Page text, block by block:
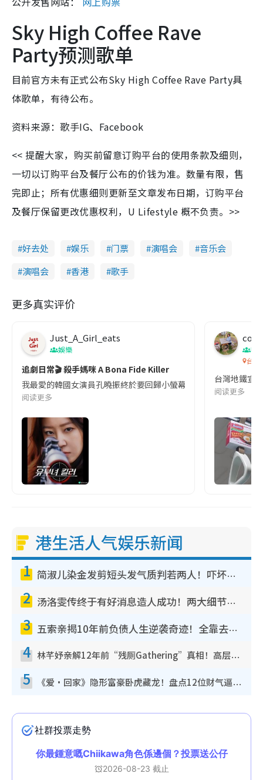
Sky High Coffee Rave
Party预测歌单
目前官方未有正式公布Sky High Coffee Rave Party具
体歌单，有待公布。
资料来源：歌手IG、Facebook
<< 提醒大家，购买前留意订购平台的使用条款及细则，
一切以订购平台及餐厅公布的价钱为准。数量有限，售
完即止；所有优惠细则更新至文章发布日期，订购平台
及餐厅保留更改优惠权利，U Lifestyle 概不负责。>>
好去处 娱乐 门票 演唱会
音乐会
演唱会
香港 歌手
更多真实评价
Just_A_Girl_eats
娛樂
追劇日常🎬 殺手媽咪 A Bona Fide Killer
我最愛的韓國女演員孔曉振終於要回歸小螢幕啦!這次的劇本改編
阅读更多
co
吹
台灣
台灣地鐵宣
阅读更多
港生活人气娱乐新闻
1 简淑儿染金发剪短头发气质判若两人！吓坏老公麦大力都认不出：“你做什么？”
2 汤洛雯传终于有好消息造人成功！两大细节曝孕味极浓引猜测：大肚婆先会咁！
3 五索亲揭10年前负债人生逆袭奇迹！全靠去一地方转运后即遇上马先生
4 林芊妤亲解12年前“残厕Gathering”真相！高层解约一句话重创尊严，至今拒返TVB
5 《爱·回家》隐形富豪卧虎藏龙！盘点12位财气逼人的有钱艺人：这位美女3亿身家不愁做